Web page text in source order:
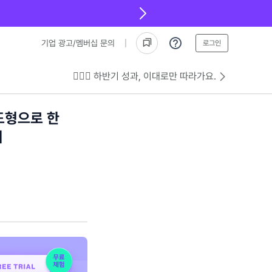
기업 광고/멤버십 문의 로그인
💁🏻‍♂️ 하반기 성과, 이대로만 따라가요.
형으로 한